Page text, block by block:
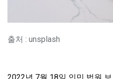
출처 : unsplash